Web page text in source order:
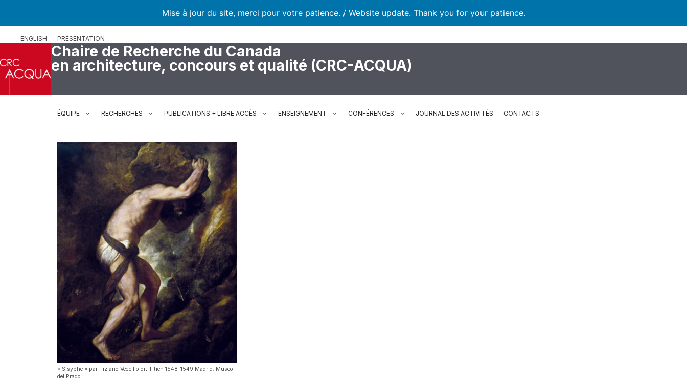
Mise à jour du site, merci pour votre patience. / Website update. Thank you for your patience.
ENGLISH PRÉSENTATION
Chaire de Recherche du Canada
en architecture, concours et qualité (CRC-ACQUA)
ÉQUIPE RECHERCHES PUBLICATIONS + LIBRE ACCÈS ENSEIGNEMENT CONFÉRENCES JOURNAL DES ACTIVITÉS CONTACTS
« Sisyphe » par Tiziano Vecellio dit Titien 1548-1549 Madrid. Museo
del Prado.